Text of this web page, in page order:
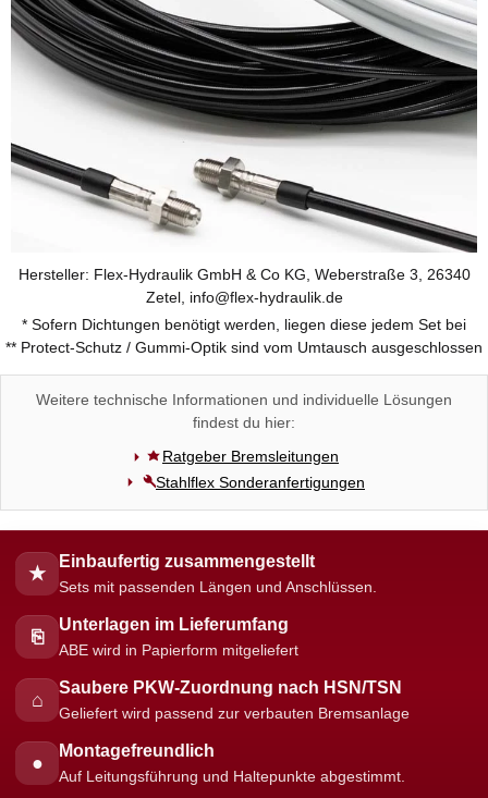
Hersteller: Flex-Hydraulik GmbH & Co KG, Weberstraße 3, 26340
Zetel, info@flex-hydraulik.de
* Sofern Dichtungen benötigt werden, liegen diese jedem Set bei
** Protect-Schutz / Gummi-Optik sind vom Umtausch ausgeschlossen
Weitere technische Informationen und individuelle Lösungen
findest du hier:
Ratgeber Bremsleitungen
Stahlflex Sonderanfertigungen
★
Einbaufertig zusammengestellt
Sets mit passenden Längen und Anschlüssen.
⎘
Unterlagen im Lieferumfang
ABE wird in Papierform mitgeliefert
⌂
Saubere PKW-Zuordnung nach HSN/TSN
Geliefert wird passend zur verbauten Bremsanlage
●
Montagefreundlich
Auf Leitungsführung und Haltepunkte abgestimmt.